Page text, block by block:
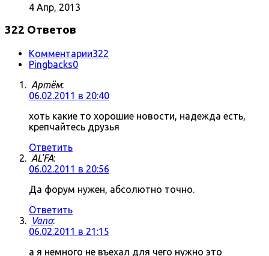
4 Апр, 2013
322 Ответов
Комментарии322
Pingbacks0
Артём:
06.02.2011 в 20:40
хоть какие то хорошие новости, надежда есть,
крепчайтесь друзья
Ответить
AL'FA:
06.02.2011 в 20:56
Да форум нужен, абсолютно точно.
Ответить
Vano:
06.02.2011 в 21:15
а я немного не въехал для чего нужно это